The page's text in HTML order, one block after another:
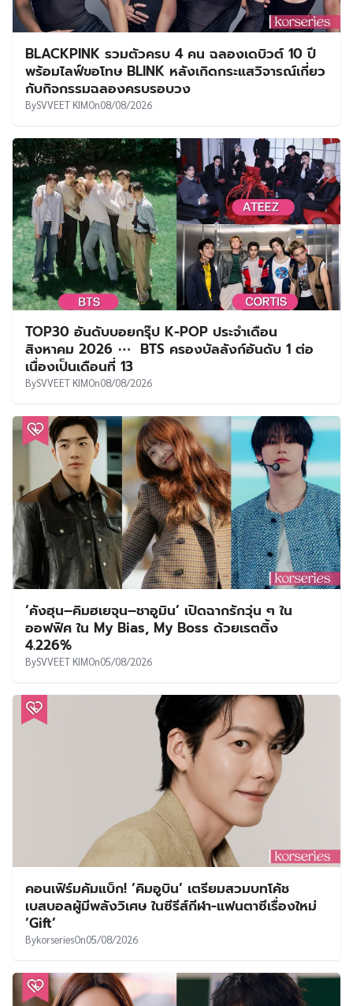
BLACKPINK รวมตัวครบ 4 คน ฉลองเดบิวต์ 10 ปี
พร้อมไลฟ์ขอโทษ BLINK หลังเกิดกระแสวิจารณ์เกี่ยว
กับกิจกรรมฉลองครบรอบวง
BySVVEET KIMOn08/08/2026
TOP30 อันดับบอยกรุ๊ป K-POP ประจำเดือน
สิงหาคม 2026 ⋯ BTS ครองบัลลังก์อันดับ 1 ต่อ
เนื่องเป็นเดือนที่ 13
BySVVEET KIMOn08/08/2026
‘คังฮุน–คิมฮเยจุน–ชาอูมิน’ เปิดฉากรักวุ่น ๆ ใน
ออฟฟิศ ใน My Bias, My Boss ด้วยเรตติ้ง
4.226%
BySVVEET KIMOn05/08/2026
คอนเฟิร์มคัมแบ็ก! ‘คิมอูบิน’ เตรียมสวมบทโค้ช
เบสบอลผู้มีพลังวิเศษ ในซีรีส์กีฬา-แฟนตาซีเรื่องใหม่
‘Gift’
BykorseriesOn05/08/2026